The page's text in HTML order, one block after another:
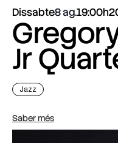
Dissabte8 ag.19:00h
Jr
Jazz
Saber més